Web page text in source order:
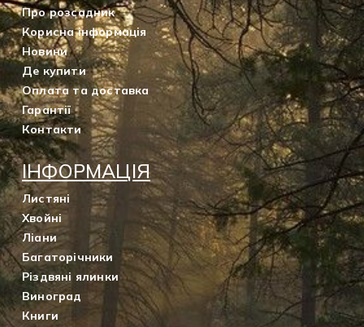
Про розсадник
Корисна інформація
Новини
Де купити
Оплата та доставка
Гарантії
Контакти
ІНФОРМАЦІЯ
Листяні
Хвойні
Ліани
Багаторічники
Різдвяні ялинки
Виноград
Книги